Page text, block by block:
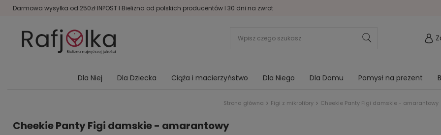
Darmowa wysyłka od 250zł INPOST I Bielizna od polskich producentów I 30 dni na zwrot
Dla Niej Dla Dziecka Ciąża i macierzyństwo Dla Niego Dla Domu Pomysł na prezent
Strona główna Figi z mikrofibry Cheekie Panty Figi damskie - amarantowy
Cheekie Panty Figi damskie - amarantowy